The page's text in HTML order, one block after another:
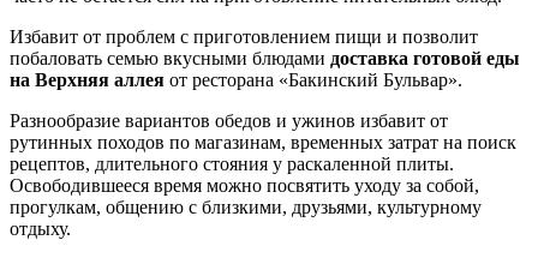
Избавит от проблем с приготовлением пищи и позволит
побаловать семью вкусными блюдами доставка готовой еды
на Верхняя аллея от ресторана «Бакинский Бульвар».
Разнообразие вариантов обедов и ужинов избавит от
рутинных походов по магазинам, временных затрат на поиск
рецептов, длительного стояния у раскаленной плиты.
Освободившееся время можно посвятить уходу за собой,
прогулкам, общению с близкими, друзьями, культурному
отдыху.